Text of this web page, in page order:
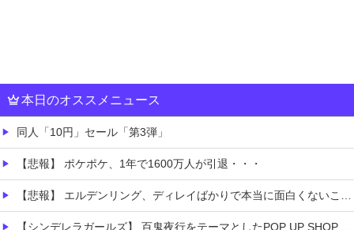
本日のオススメニュース
同人「10円」セール「第3弾」
【悲報】 ポケポケ、1年で1600万人が引退・・・
【悲報】 エルデンリング、ディレイばかりで本当に面白くないこのゲーム←賛同の声が多数…
【シンデレラガールズ】 百鬼夜行をテーマとしたPOP UP SHOPが東京・大阪にて開催